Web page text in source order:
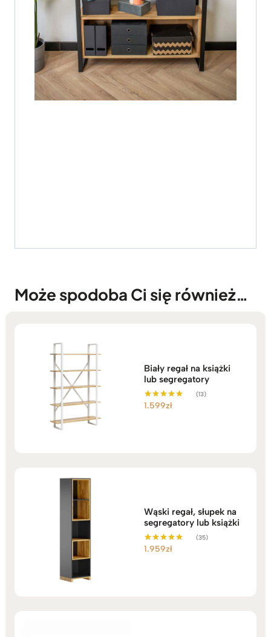
Może spodoba Ci się również…
Biały regał na książki
lub segregatory
Oceniono
(13)
1.599zł
Wąski regał, słupek na
segregatory lub książki
Oceniono
(35)
1.959zł